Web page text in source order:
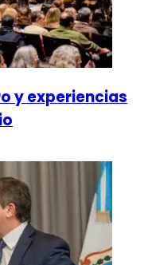
y experiencias